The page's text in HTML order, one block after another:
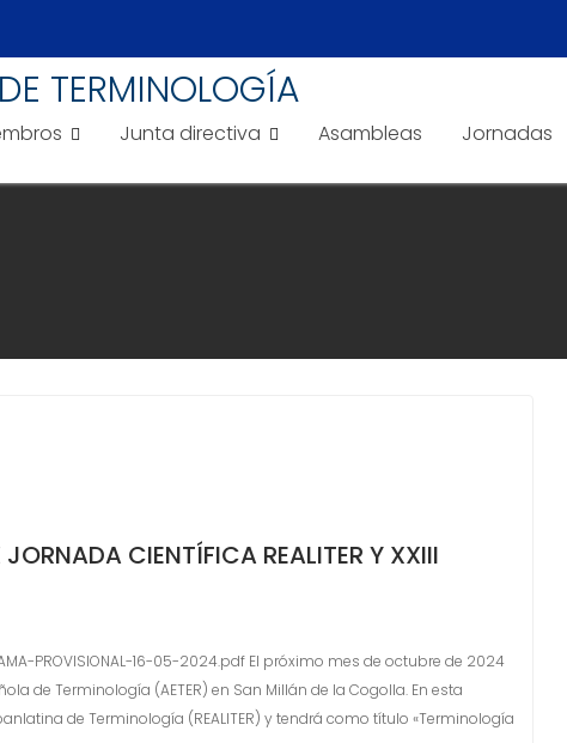
TERMINOLOGÍA
Junta directiva Asambleas Jornadas
CIENTÍFICA REALITER Y XXIII
PROVISIONAL-16-05-2024.pdf El próximo mes de octubre de 2024
de Terminología (AETER) en San Millán de la Cogolla. En esta
de Terminología (REALITER) y tendrá como título «Terminología